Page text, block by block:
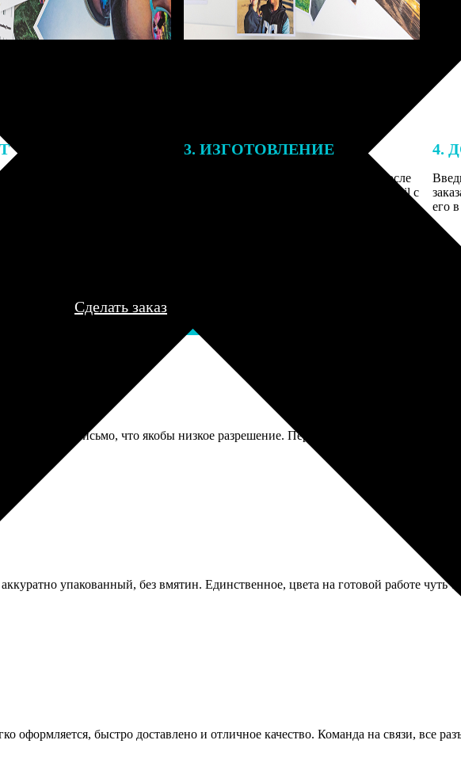
заказа к печати
могут связаться с Вами
телефону или email для
деталей.
3. ИЗГОТОВЛЕНИЕ
Оплатите заказ банковской картой. После
оплаты получите подтверждение на email с
4.
его
Сделать заказ
письмо, что якобы низкое разрешение. Перезалил те же файлы — на
упакованный, без вмятин. Единственное, цвета на готовой работе чуть
оформляется, быстро доставлено и отличное качество. Команда на связи, все